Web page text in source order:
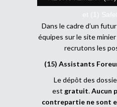
et (1)
Dans le cadre d’un
équipes sur le site
recrutons les
(15) Assistants
Le dépôt des
est gratuit.Aucun
contrepartie ne sont